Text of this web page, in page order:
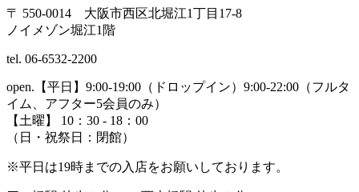
〒 550-0014 大阪市西区北堀江1丁目17-8
ノイメゾン堀江1階
tel. 06-6532-2200
open.【平日】9:00-19:00（ドロップイン）9:00-22:00（フルタ
イム、アフター5会員のみ）
【土曜】 10：30 - 18：00
（日・祝祭日：閉館）
※平日は19時までの入店をお願いしております。